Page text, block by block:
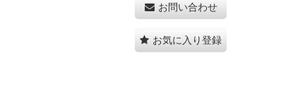
お問い合わせ
お気に入り登録